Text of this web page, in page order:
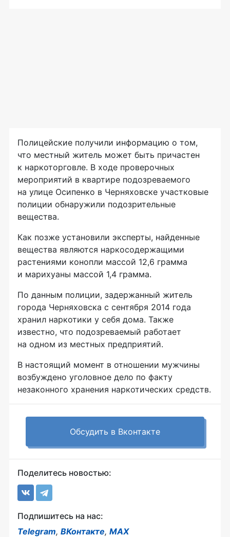
Полицейские получили информацию о том,
что местный житель может быть причастен
к наркоторговле. В ходе проверочных
мероприятий в квартире подозреваемого
на улице Осипенко в Черняховске участковые
полиции обнаружили подозрительные
вещества.
Как позже установили эксперты, найденные
вещества являются наркосодержащими
растениями конопли массой 12,6 грамма
и марихуаны массой 1,4 грамма.
По данным полиции, задержанный житель
города Черняховска с сентября 2014 года
хранил наркотики у себя дома. Также
известно, что подозреваемый работает
на одном из местных предприятий.
В настоящий момент в отношении мужчины
возбуждено уголовное дело по факту
незаконного хранения наркотических средств.
Обсудить в Вконтакте
Поделитесь новостью:
Подпишитесь на нас:
Telegram, ВКонтакте, MAX